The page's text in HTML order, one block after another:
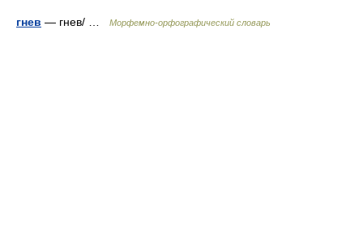
гнев — гнев/ … Морфемно-орфографический словарь